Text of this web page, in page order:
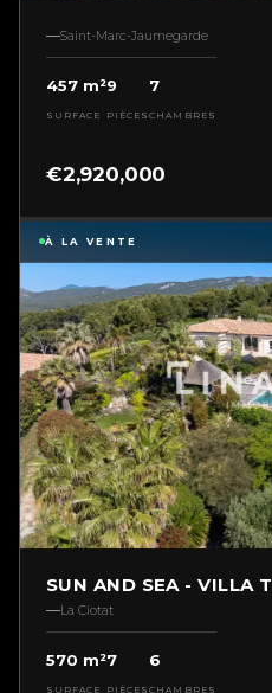
Saint-Marc-Jaumegarde
457 m²
SURFACE
9
PIÈCES
7
CHAMBRES
€2,920,000
À LA VENTE
La Ciotat
570 m²
SURFACE
7
PIÈCES
6
CHAMBRES